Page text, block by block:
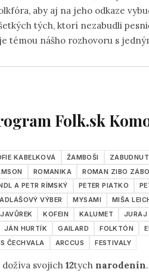
aby aj na jeho odkaze
tých, ktorí nezabudli
témou nášho rozhovoru s
Folk.sk
KABELKOVÁ ŽAMBOŠI
ROMANIKA ROMAN ZIBO
A PETR RÍMSKÝ PETER PIATKO
VÝBER MYSAMI MIŠA
KOFEIN KALUMET
JURAJ
JÁN HURTÍK GAILARD FOLKTÓN
ČECHVALA ARCCUS FESTIVALY
svojich 12tych narodenín